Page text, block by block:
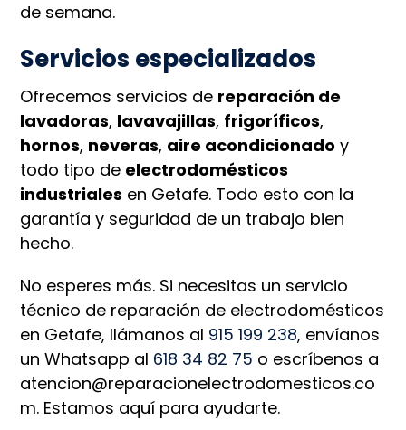
de semana.
Servicios especializados
Ofrecemos servicios de reparación de
lavadoras, lavavajillas, frigoríficos,
hornos, neveras, aire acondicionado y
todo tipo de electrodomésticos
industriales en Getafe. Todo esto con la
garantía y seguridad de un trabajo bien
hecho.
No esperes más. Si necesitas un servicio
técnico de reparación de electrodomésticos
en Getafe, llámanos al 915 199 238, envíanos
un Whatsapp al 618 34 82 75 o escríbenos a
atencion@reparacionelectrodomesticos.co
m. Estamos aquí para ayudarte.